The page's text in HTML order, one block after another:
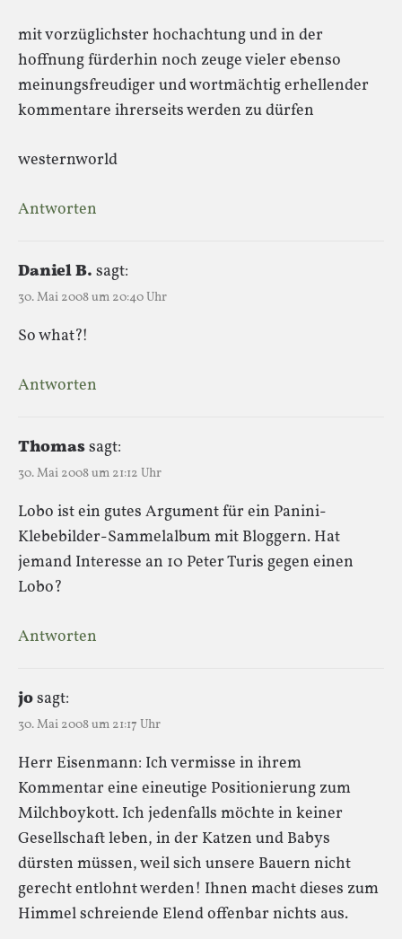
mit vorzüglichster hochachtung und in der
hoffnung fürderhin noch zeuge vieler ebenso
meinungsfreudiger und wortmächtig erhellender
kommentare ihrerseits werden zu dürfen
westernworld
Antworten
Daniel B. sagt:
30. Mai 2008 um 20:40 Uhr
So what?!
Antworten
Thomassagt:
30. Mai 2008 um 21:12 Uhr
Lobo ist ein gutes Argument für ein Panini-
Klebebilder-Sammelalbum mit Bloggern. Hat
jemand Interesse an 10 Peter Turis gegen einen
Lobo?
Antworten
josagt:
30. Mai 2008 um 21:17 Uhr
Herr Eisenmann: Ich vermisse in ihrem
Kommentar eine eineutige Positionierung zum
Milchboykott. Ich jedenfalls möchte in keiner
Gesellschaft leben, in der Katzen und Babys
dürsten müssen, weil sich unsere Bauern nicht
gerecht entlohnt werden! Ihnen macht dieses zum
Himmel schreiende Elend offenbar nichts aus.